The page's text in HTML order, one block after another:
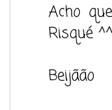
Acho
Risqué ^^
Beijãão